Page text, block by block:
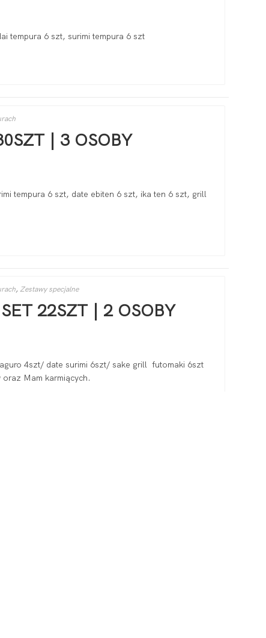
tempura 6 szt, surimi tempura 6 szt
| 3 OSOBY
tempura 6 szt, date ebiten 6 szt, ika ten 6 szt, grill
,Zestawy specjalne
22SZT | 2 OSOBY
4szt/ date surimi 6szt/ sake grill futomaki 6szt
Mam karmiących.